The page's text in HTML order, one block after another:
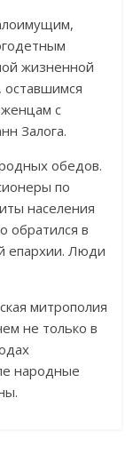
жизненной
оставшимся
с
Залога.
обедов.
по
населения
обратился в
епархии. Люди
митрополия
не только в
народные